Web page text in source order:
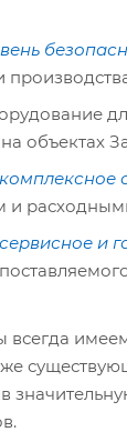
на объектах
комплексное
и
сервисное и